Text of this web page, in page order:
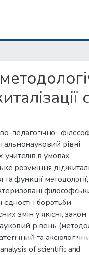
педагогічної,
рівні
учителів в умовах
розуміння
функції методології,
і боротьби
змін у якісні, закон
рівень
та
of scientific and